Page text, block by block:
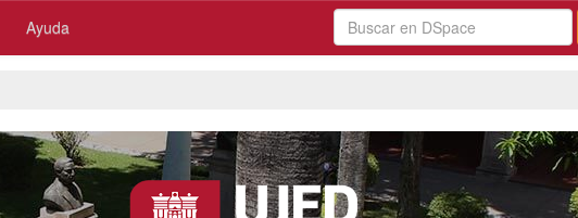
Ayuda